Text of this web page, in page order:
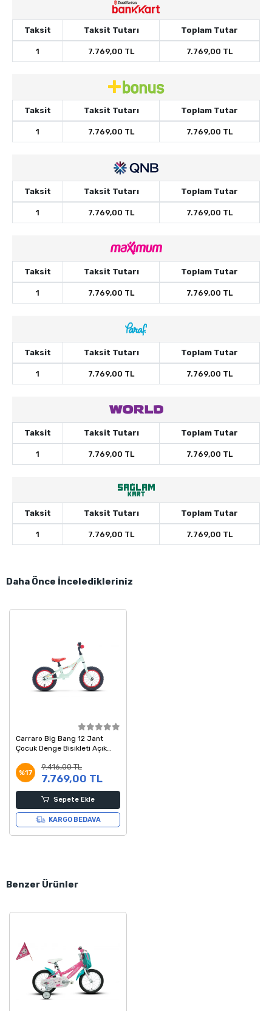
Taksit Taksit Tutarı Toplam Tutar
1 7.769,00 TL 7.769,00 TL
Taksit Taksit Tutarı Toplam Tutar
1 7.769,00 TL 7.769,00 TL
Taksit Taksit Tutarı Toplam Tutar
1 7.769,00 TL 7.769,00 TL
Taksit Taksit Tutarı Toplam Tutar
1 7.769,00 TL 7.769,00 TL
Taksit Taksit Tutarı Toplam Tutar
1 7.769,00 TL 7.769,00 TL
Taksit Taksit Tutarı Toplam Tutar
1 7.769,00 TL 7.769,00 TL
Taksit Taksit Tutarı Toplam Tutar
1 7.769,00 TL 7.769,00 TL
Daha Önce İnceledikleriniz
Carraro Big Bang 12 Jant
Çocuk Denge Bisikleti Açık
%17
9.416,00 TL
7.769,00 TL
Sepete Ekle
KARGO BEDAVA
Benzer Ürünler